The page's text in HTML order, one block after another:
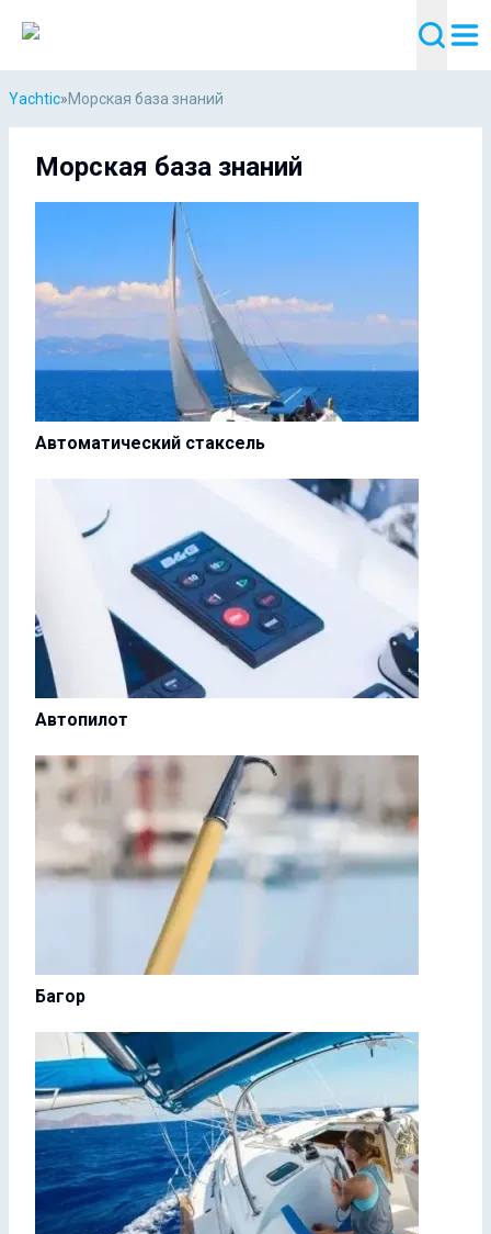
Yachtic»Морская база знаний
Морская база знаний
Автоматический стаксель
Автопилот
Багор